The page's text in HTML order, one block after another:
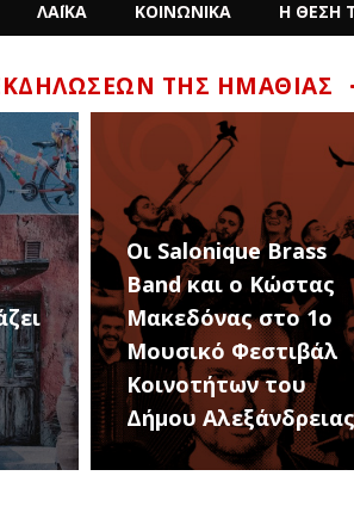
ΛΑΪΚΑ ΚΟΙΝΩΝΙΚΑ Η ΘΕΣΗ
ΤΗΣ ΗΜΑΘΊΑΣ
“Back to the ’80s &
’90s” με τον Κώστα
Μπίγαλη την
27 Αυγούστου, στο
1ο Φεστιβάλ
Κοινοτήτων του
Δήμου